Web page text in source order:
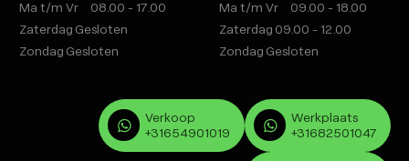
Ma t/m Vr
08.00 - 17.00
Zaterdag Gesloten
Zondag Gesloten
Ma t/m Vr
09.00 - 18.00
Zaterdag 09.00 - 12.00
Zondag Gesloten
Werkplaats
+31682501047
Verkoop
+31654901019